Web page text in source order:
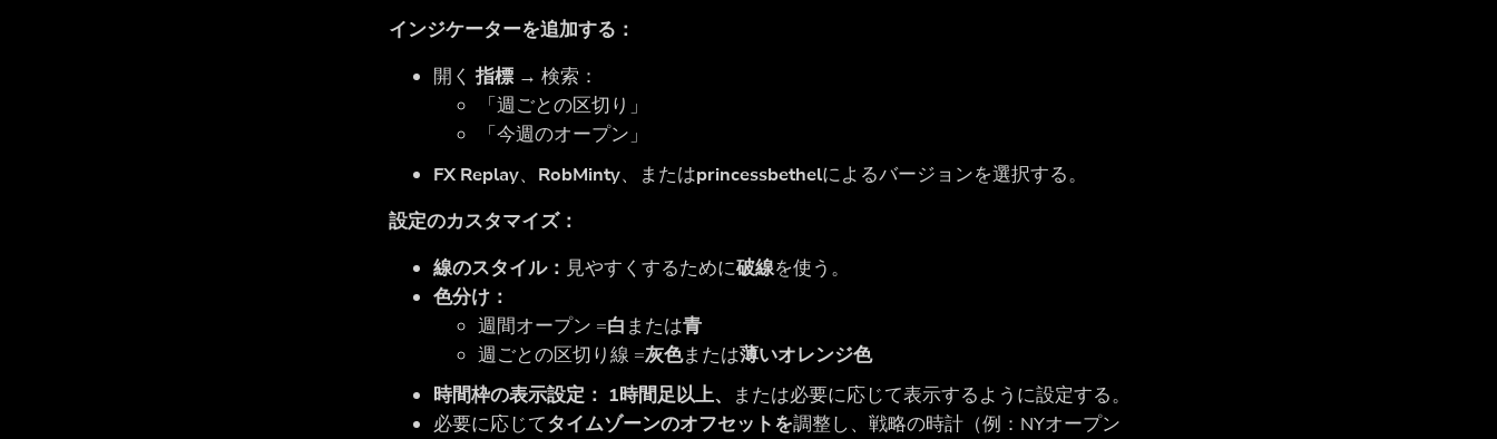
インジケーターを追加する：
開く指標 → 検索：
「週ごとの区切り」
「今週のオープン」
FX Replay、 RobMinty、またはprincessbethelによるバージョンを選択する。
設定のカスタマイズ：
線のスタイル： 見やすくするために破線を使う。
色分け：
週間オープン =白 または青
週ごとの区切り線 =灰色または薄いオレンジ色
時間枠の表示設定： 1時間足以上、
または必要に応じて表示するように設定する。
必要に応じてタイムゾーンのオフセットを調整し、戦略の時計（例：NYオープン